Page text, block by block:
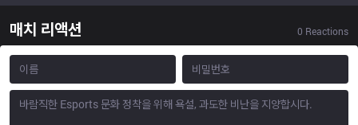
매치 리액션 0 Reactions